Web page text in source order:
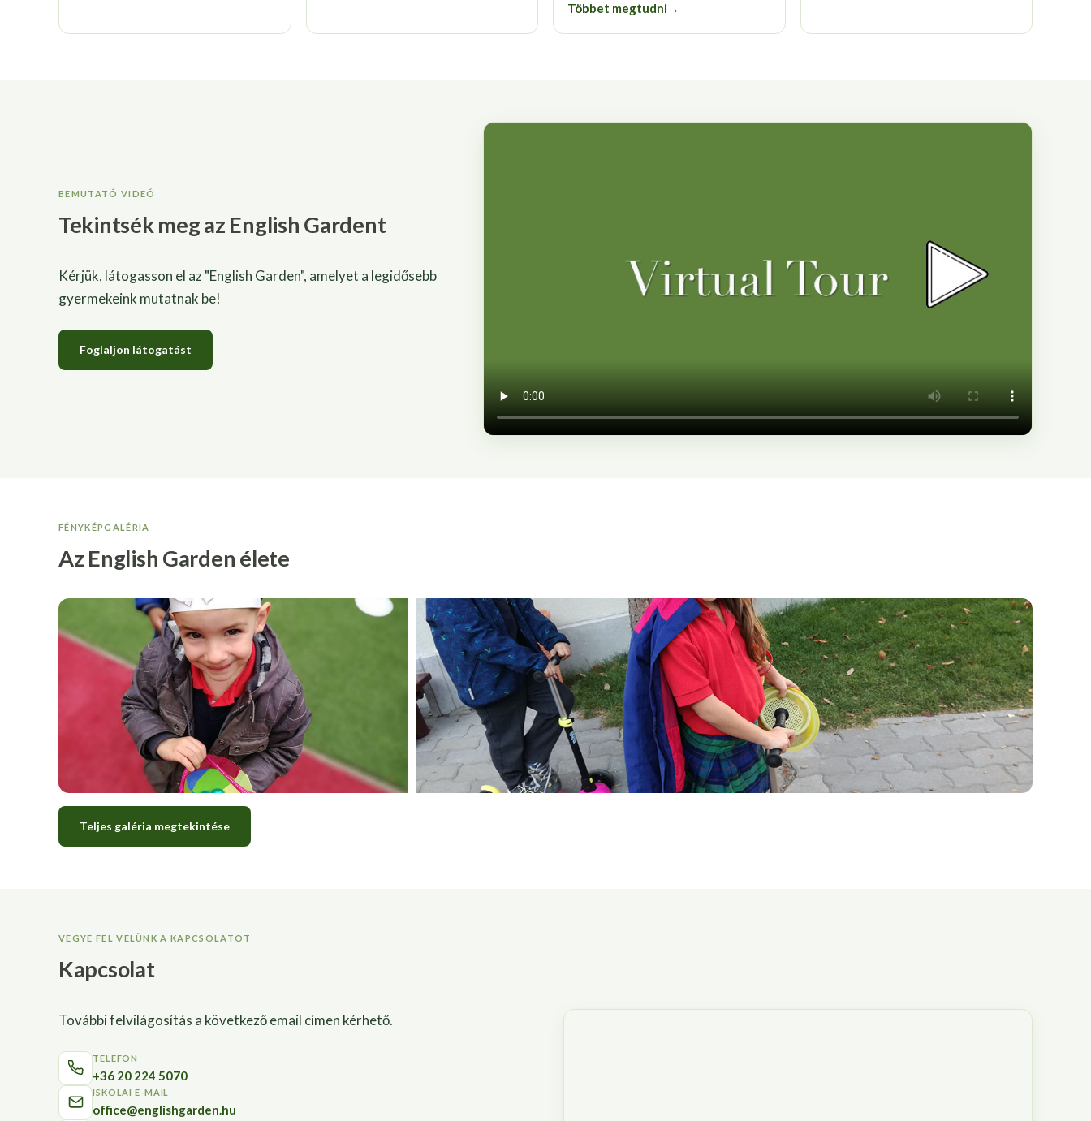
Többet megtudni→
BEMUTATÓ VIDEÓ
Tekintsék meg az English Gardent
Kérjük, látogasson el az "English Garden", amelyet a legidősebb
gyermekeink mutatnak be!
Foglaljon látogatást
FÉNYKÉPGALÉRIA
Az English Garden élete
Teljes galéria megtekintése
VEGYE FEL VELÜNK A KAPCSOLATOT
Kapcsolat
További felvilágosítás a következő email címen kérhető.
TELEFON
+36 20 224 5070
ISKOLAI E-MAIL
office@englishgarden.hu